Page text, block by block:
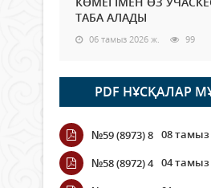
ТАБА АЛАДЫ
06 тамыз 2026 ж. 99
Open Air: Қызылорда
полиция департаменті
мыңнан астам
қауіпсіздігін
06 тамыз 2026 ж.
Wi-Fi ҚАБЫРҒА АРҚЫЛЫ
PDF НҰСҚАЛАР
№59 (8973) 8 08 тамыз
№58 (8972) 4 04 тамыз